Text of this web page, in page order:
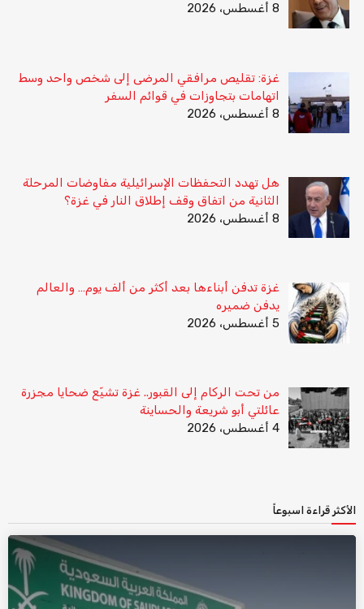
8 أغسطس، 2026
غزة: تقليص مرافقي المرضى إلى شخص واحد وسط
اتهامات بتجاوزات في قوائم السفر
8 أغسطس، 2026
هل تهدد التحفظات الإسرائيلية مفاوضات المرحلة
الثانية من اتفاق وقف إطلاق النار في غزة؟
8 أغسطس، 2026
غزة تدفن أبناءها بعد أكثر من ألف يوم… والعالم
يدفن ضميره
5 أغسطس، 2026
من تحت الركام إلى القبور.. غزة تشيّع ضحايا مجزرة
عائلتي أبو شريعة والحساينة
4 أغسطس، 2026
الأكثر قراءة اسبوعاً